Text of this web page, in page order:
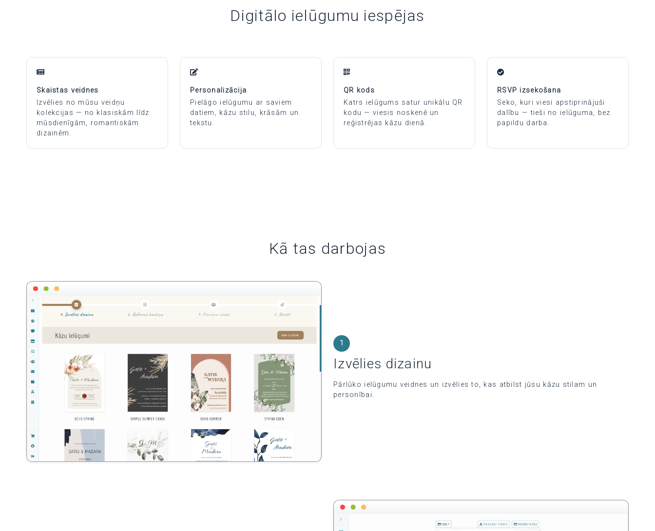
Digitālo ielūgumu iespējas
Skaistas veidnes
Izvēlies no mūsu veidņu
kolekcijas — no klasiskām līdz
mūsdienīgām, romantiskām
dizainēm.
Personalizācija
Pielāgo ielūgumu ar saviem
datiem, kāzu stilu, krāsām un
tekstu.
QR kods
Katrs ielūgums satur unikālu QR
kodu — viesis noskenē un
reģistrējas kāzu dienā.
RSVP izsekošana
Seko, kuri viesi apstiprinājuši
dalību — tieši no ielūguma, bez
papildu darba.
Kā tas darbojas
1
Izvēlies dizainu
Pārlūko ielūgumu veidnes un izvēlies to, kas atbilst jūsu kāzu stilam un
personībai.